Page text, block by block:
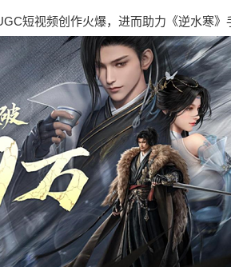
短视频创作火爆，进而助力《逆水寒》